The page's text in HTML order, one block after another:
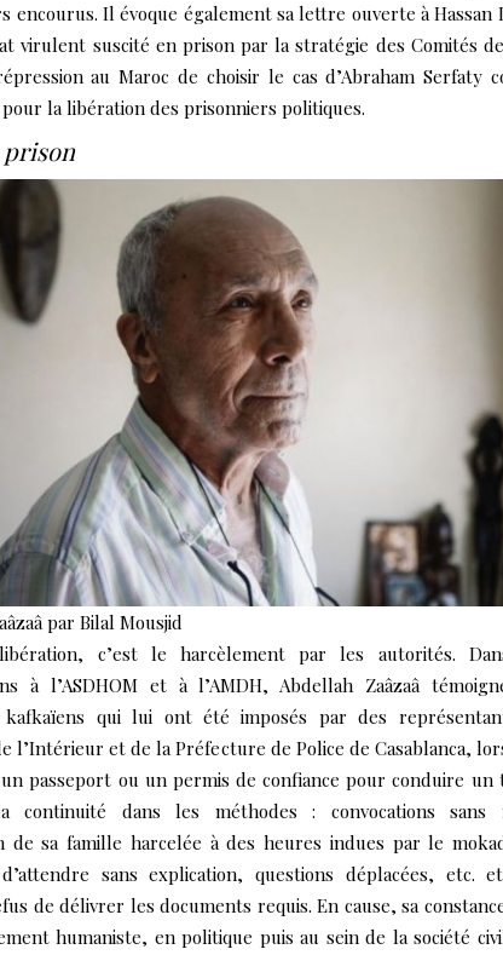
encourus. Il évoque également sa lettre ouverte à Hassan
virulent suscité en prison par la stratégie des Comités
au Maroc de choisir le cas d’Abraham Serfaty
la libération des prisonniers politiques.
prison
par Bilal Mousjid
c’est le harcèlement par les autorités.
à l’ASDHOM et à l’AMDH, Abdellah Zaâzaâ
kafkaïens qui lui ont été imposés par des
l’Intérieur et de la Préfecture de Police de Casablanca,
passeport ou un permis de confiance pour conduire un
continuité dans les méthodes : convocations sans
de sa famille harcelée à des heures indues par le
sans explication, questions déplacées, etc.
de délivrer les documents requis. En cause, sa
humaniste, en politique puis au sein de la société